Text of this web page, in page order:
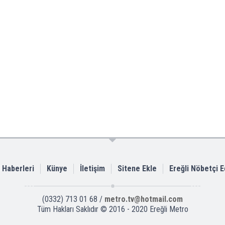
Haberleri Künye İletişim Sitene Ekle Ereğli Nöbetçi
(0332) 713 01 68 / metro.tv@hotmail.com
Tüm Hakları Saklıdır © 2016 - 2020 Ereğli Metro